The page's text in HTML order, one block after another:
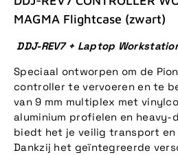
MAGMA Flightcase (zwart)
DDJ-REV7 + Laptop
Speciaal ontworpen om de
controller te vervoeren en te
van 9 mm multiplex met
aluminium profielen en
biedt het je veilig transport en
Dankzij het geïntegreerde